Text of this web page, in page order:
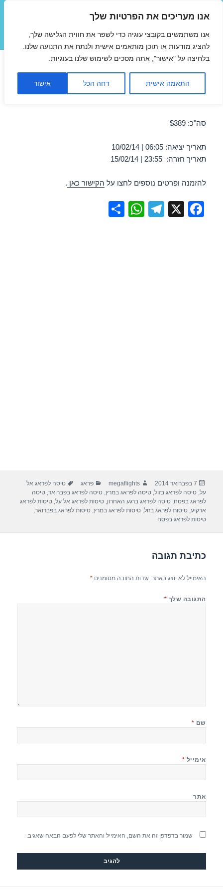
אנו מעריכים את הפרטיות שלך
אנו משתמשים בקובצי עוגיה כדי לשפר את חווית הגלישה שלך,
להציג מודעות או תוכן מותאמים אישית ולנתח את התנועה שלנו.
בלחיצה על "אישור", אתה מסכים לשימוש שלנו בעוגיות.
התאמה אישית דחה הכל אישור
תפריטים
ווידג'טים
טיסה לפראג 10/02/2014 במבצע
סה"כ: $389
תאריך יציאה: 06:05 | 10/02/14
תאריך חזרה: 23:55 | 15/02/14
להזמנה ופרטים נוספים לחצו על הקישור כאן .
F
X
T
W
פורסם
בתאריך
7 בפברואר 2014 מחבר
megaflights קטגוריות
פראג תגיות
טיסה לפראג אל
על,טיסה לפראג בזול,טיסה לפראג במרץ,טיסה לפראג בפברואר,טיסה
לפראג בפסח,טיסה לפראג ברגע האחרון,טיסות לפראג אל על,טיסות לפראג
ארקיע,טיסות לפראג בזול,טיסות לפראג במרץ,טיסות לפראג בפברואר,
טיסות לפראג בפסח
כתיבת תגובה
האימייל לא יוצג באתר. שדות החובה מסומנים*
התגובה שלך *
שם *
אימייל *
אתר
שמור בדפדפן זה את השם, האימייל והאתר שלי לפעם הבאה שאגיב.